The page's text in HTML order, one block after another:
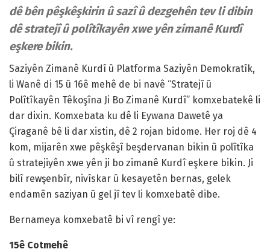
dê bên pêşkêşkirin û sazî û dezgehên tev li dibin
dê stratejî û polîtîkayên xwe yên zimanê Kurdî
eşkere bikin.
Saziyên Zimanê Kurdî û Platforma Saziyên Demokratîk,
li Wanê di 15 û 16ê mehê de bi navê “Stratejî û
Polîtîkayên Têkoşîna Ji Bo Zimanê Kurdî” komxebatekê li
dar dixin. Komxebata ku dê li Eywana Dawetê ya
Çiraganê bê li dar xistin, dê 2 rojan bidome. Her roj dê 4
kom, mijarên xwe pêşkêşî beşdervanan bikin û polîtîka
û stratejiyên xwe yên ji bo zimanê Kurdî eşkere bikin. Ji
bilî rewşenbîr, nivîskar û kesayetên bernas, gelek
endamên saziyan û gel jî tev li komxebatê dibe.
Bernameya komxebatê bi vî rengî ye:
15ê Cotmehê